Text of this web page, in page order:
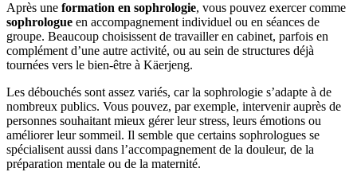
Après une formation en sophrologie, vous pouvez exercer comme
sophrologue en accompagnement individuel ou en séances de
groupe. Beaucoup choisissent de travailler en cabinet, parfois en
complément d’une autre activité, ou au sein de structures déjà
tournées vers le bien-être à Käerjeng.
Les débouchés sont assez variés, car la sophrologie s’adapte à de
nombreux publics. Vous pouvez, par exemple, intervenir auprès de
personnes souhaitant mieux gérer leur stress, leurs émotions ou
améliorer leur sommeil. Il semble que certains sophrologues se
spécialisent aussi dans l’accompagnement de la douleur, de la
préparation mentale ou de la maternité.